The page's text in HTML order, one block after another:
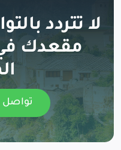
لا تتردد
مقعدك في
تواصل